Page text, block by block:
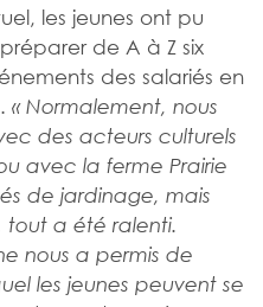
les jeunes ont pu
de A à Z six
des salariés en
« Normalement, nous
des acteurs culturels
avec la ferme Prairie
de jardinage, mais
a été ralenti.
nous a permis de
les jeunes peuvent se